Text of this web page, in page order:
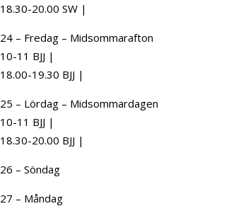
18.30-20.00 SW |
24 – Fredag – Midsommarafton
10-11 BJJ |
18.00-19.30 BJJ |
25 – Lördag – Midsommardagen
10-11 BJJ |
18.30-20.00 BJJ |
26 – Söndag
27 – Måndag